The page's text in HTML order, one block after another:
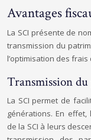
Avantages
La SCI présente de
transmission du
l’optimisation des
Transmission
La SCI permet de
générations. En
de la SCI à leurs